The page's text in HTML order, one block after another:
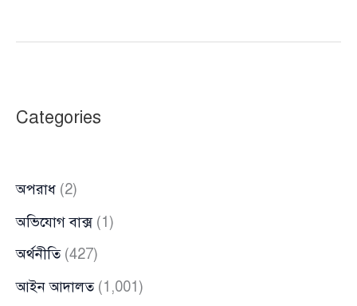
তুলে
Categories
অপরাধ (2)
অভিযোগ বাক্স(1)
অর্থনীতি(427)
আইন আদালত(1,001)